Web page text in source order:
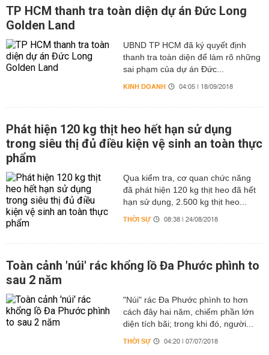
TP HCM thanh tra toàn diện dự án Đức Long
Golden Land
UBND TP HCM đã ký quyết định
thanh tra toàn diện để làm rõ những
sai phạm của dự án Đức...
KINH DOANH 04:05 | 18/09/2018
Phát hiện 120 kg thịt heo hết hạn sử dụng
trong siêu thị đủ điều kiện vệ sinh an toàn thực
phẩm
Qua kiểm tra, cơ quan chức năng
đã phát hiện 120 kg thịt heo đã hết
hạn sử dụng, 2.500 kg thịt heo...
THỜI SỰ 08:38 | 24/08/2018
Toàn cảnh 'núi' rác khổng lồ Đa Phước phình to
sau 2 năm
"Núi" rác Đa Phước phình to hơn
cách đây hai năm, chiếm phần lớn
diện tích bãi; trong khi đó, người...
THỜI SỰ 04:20 | 07/07/2018